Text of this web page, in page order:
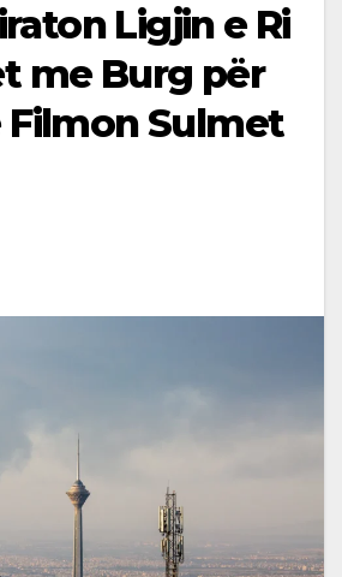
Ligjin e Ri
me Burg për
Filmon Sulmet